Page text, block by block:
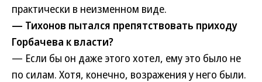
практически в неизменном виде.
— Тихонов пытался препятствовать приходу
Горбачева к власти?
— Если бы он даже этого хотел, ему это было не
по силам. Хотя, конечно, возражения у него были.